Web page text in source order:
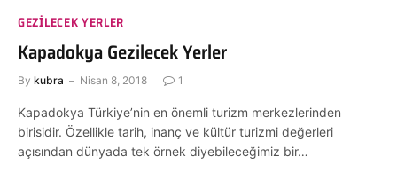
GEZILECEK YERLER
Kapadokya Gezilecek Yerler
By kubra Nisan 8, 2018 1
Kapadokya Türkiye’nin en önemli turizm merkezlerinden
birisidir. Özellikle tarih, inanç ve kültür turizmi değerleri
açısından dünyada tek örnek diyebileceğimiz bir…